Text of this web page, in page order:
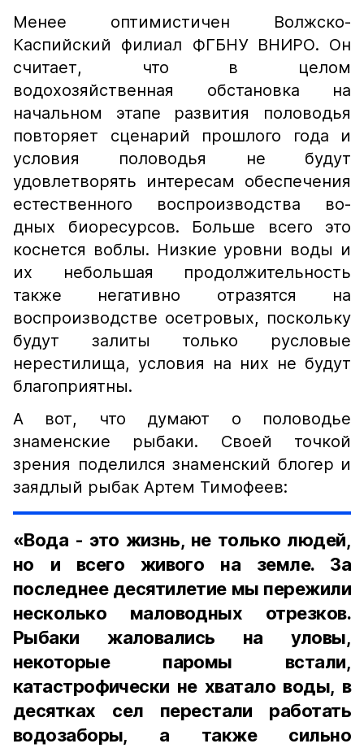
Менее оптимистичен Волжско-
Каспийский филиал ФГБНУ ВНИРО. Он
считает, что в целом
водохозяйственная обстановка на
начальном этапе развития половодья
повторяет сценарий прошлого года и
условия половодья не будут
удовлетворять интересам обеспечения
естественного воспроизводства во-
дных биоресурсов. Больше всего это
коснется воблы. Низкие уровни воды и
их небольшая продолжительность
также негативно отразятся на
воспроизводстве осетровых, поскольку
будут залиты только русловые
нерестилища, условия на них не будут
благоприятны.
А вот, что думают о половодье
знаменские рыбаки. Своей точкой
зрения поделился знаменский блогер и
заядлый рыбак Артем Тимофеев:
«Вода - это жизнь, не только людей,
но и всего живого на земле. За
последнее десятилетие мы пережили
несколько маловодных отрезков.
Рыбаки жаловались на уловы,
некоторые паромы встали,
катастрофически не хватало воды, в
десятках сел перестали работать
водозаборы, а также сильно